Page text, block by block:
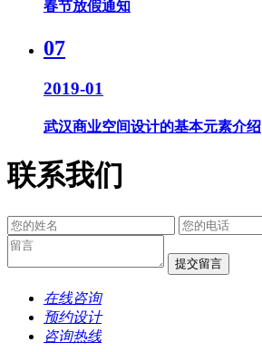
春节放假通知
07
2019-01
武汉商业空间设计的基本元素介绍
联系我们
提交留言
在线咨询
预约设计
咨询热线